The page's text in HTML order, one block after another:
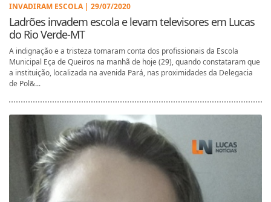
INVADIRAM ESCOLA | 29/07/2020
Ladrões invadem escola e levam televisores em Lucas
do Rio Verde-MT
A indignação e a tristeza tomaram conta dos profissionais da Escola
Municipal Eça de Queiros na manhã de hoje (29), quando constataram que
a instituição, localizada na avenida Pará, nas proximidades da Delegacia
de Pol&...